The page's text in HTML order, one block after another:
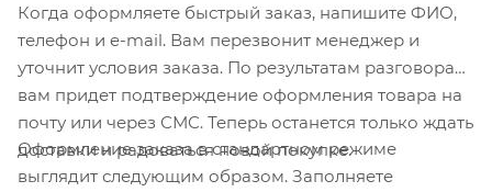
Когда оформляете быстрый заказ, напишите ФИО,
телефон и e-mail. Вам перезвонит менеджер и
уточнит условия заказа. По результатам разговора
вам придет подтверждение оформления товара на
почту или через СМС. Теперь останется только ждать
доставки и радоваться новой покупке.
Оформление заказа в стандартном режиме
выглядит следующим образом. Заполняете